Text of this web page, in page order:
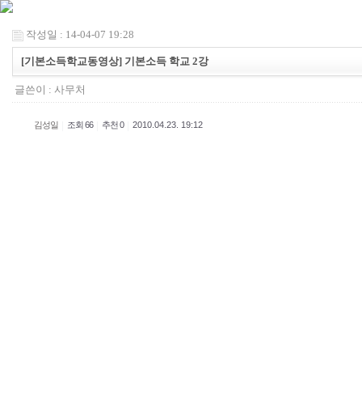
작성일 : 14-04-07 19:28
[기본소득학교동영상] 기본소득 학교 2강
글쓴이 : 사무처
김성일 조회 66 추천 0 2010.04.23. 19:12